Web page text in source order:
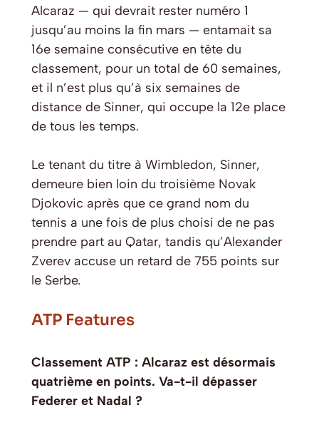
Alcaraz — qui devrait rester numéro 1
jusqu’au moins la fin mars — entamait sa
16e semaine consécutive en tête du
classement, pour un total de 60 semaines,
et il n’est plus qu’à six semaines de
distance de Sinner, qui occupe la 12e place
de tous les temps.
Le tenant du titre à Wimbledon, Sinner,
demeure bien loin du troisième Novak
Djokovic après que ce grand nom du
tennis a une fois de plus choisi de ne pas
prendre part au Qatar, tandis qu’Alexander
Zverev accuse un retard de 755 points sur
le Serbe.
ATP Features
Classement ATP : Alcaraz est désormais
quatrième en points. Va-t-il dépasser
Federer et Nadal ?